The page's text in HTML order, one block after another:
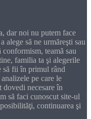
dar noi nu putem face
alege să ne urmăreşti sau
teamă sau
familia ta şi alegerile
să fii în primul rând
pe care le
dovedi necesare în
să faci cunoscut site-ul
continuarea şi